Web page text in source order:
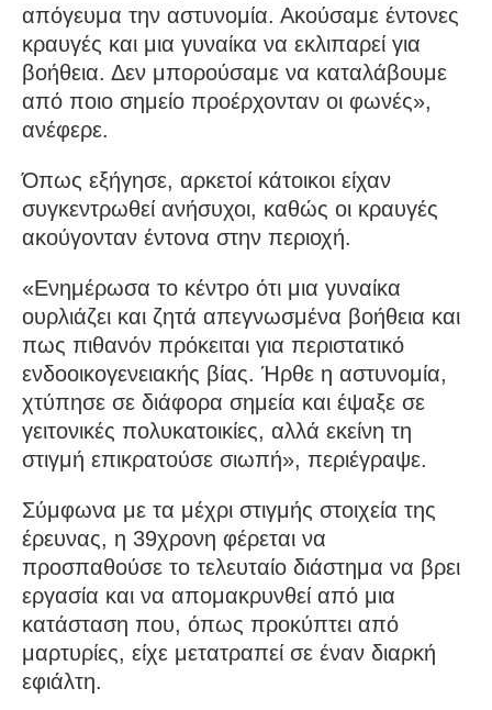
απόγευμα την αστυνομία. Ακούσαμε έντονες
κραυγές και μια γυναίκα να εκλιπαρεί για
βοήθεια. Δεν μπορούσαμε να καταλάβουμε
από ποιο σημείο προέρχονταν οι φωνές»,
ανέφερε.
Όπως εξήγησε, αρκετοί κάτοικοι είχαν
συγκεντρωθεί ανήσυχοι, καθώς οι κραυγές
ακούγονταν έντονα στην περιοχή.
«Ενημέρωσα το κέντρο ότι μια γυναίκα
ουρλιάζει και ζητά απεγνωσμένα βοήθεια και
πως πιθανόν πρόκειται για περιστατικό
ενδοοικογενειακής βίας. Ήρθε η αστυνομία,
χτύπησε σε διάφορα σημεία και έψαξε σε
γειτονικές πολυκατοικίες, αλλά εκείνη τη
στιγμή επικρατούσε σιωπή», περιέγραψε.
Σύμφωνα με τα μέχρι στιγμής στοιχεία της
έρευνας, η 39χρονη φέρεται να
προσπαθούσε το τελευταίο διάστημα να βρει
εργασία και να απομακρυνθεί από μια
κατάσταση που, όπως προκύπτει από
μαρτυρίες, είχε μετατραπεί σε έναν διαρκή
εφιάλτη.